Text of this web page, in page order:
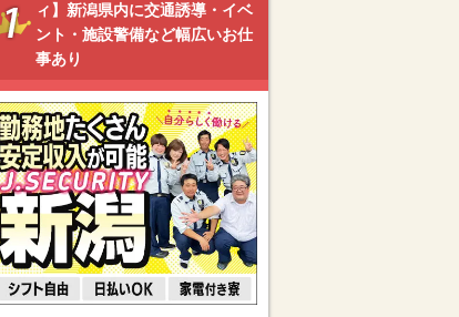
ィ】新潟県内に交通誘導・イベ
ント・施設警備など幅広いお仕
事あり